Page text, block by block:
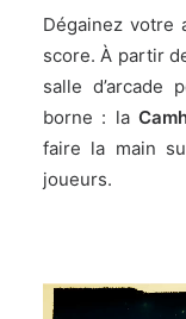
Dégainez votre
score. À partir
salle d’arcade
borne : la
faire la main
joueurs.